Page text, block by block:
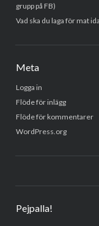
grupp på FB)
Vad ska du laga för mat
Meta
Logga in
Flöde för inlägg
Flöde för kommentarer
WordPress.org
Pejpalla!